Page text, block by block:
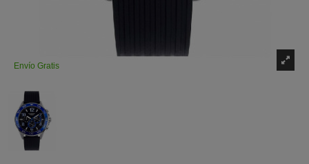
Envío Gratis